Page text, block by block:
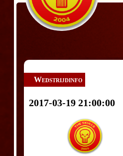
Wedstrijdinfo
2017-03-19 21:00:00